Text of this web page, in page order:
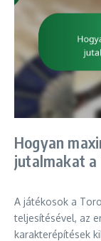
Hogyan
jutalmakat a
A játékosok a
teljesítésével, az
karakterépítések